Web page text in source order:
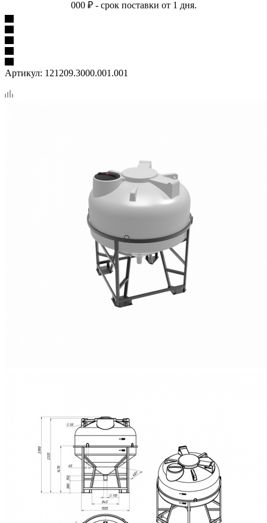
000 ₽ - срок поставки от 1 дня.
Артикул: 121209.3000.001.001